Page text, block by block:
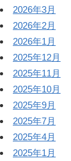
2026年3月
2026年2月
2026年1月
2025年12月
2025年11月
2025年10月
2025年9月
2025年7月
2025年4月
2025年1月